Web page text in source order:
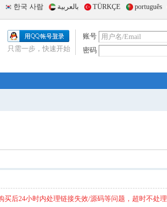
한국 사람 بالعربية TÜRKÇE português
账号
密码
只需一步，快速开始
后24小时内处理链接失效/源码等问题，超时不处理